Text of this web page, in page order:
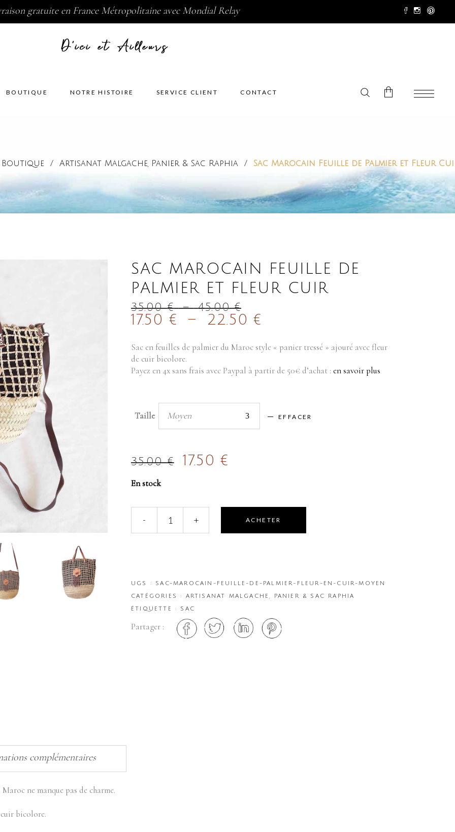
gratuite en France Métropolitaine avec Mondial Relay
BOUTIQUE NOTRE HISTOIRE SERVICE CLIENT CONTACT
Boutique / Artisanat Malgache, Panier & Sac Raphia / Sac Marocain Feuille de Palmier et Fleur
SAC MAROCAIN FEUILLE DE
PALMIER ET FLEUR CUIR
35.00€ – 45.00€PLAGE
DE
35.00 €
À
17.50 € – 22.50 €
PRIX :
17.50 €
À
Sac en feuilles de palmier du Maroc style « panier tressé » ajouré avec fleur
de cuir bicolore.
Payez en 4x sans frais avec Paypal à partir de 50€ d’achat : en savoir plus
Taille Moyen EFFACER
35.00€ 17.50€
En stock
Marocain
Feuille
Fleur
Cuir
quantity
- + ACHETER
UGS : SAC-MAROCAIN-FEUILLE-DE-PALMIER-FLEUR-EN-CUIR-MOYEN
CATÉGORIES : ARTISANAT MALGACHE PANIER & SAC RAPHIA
ÉTIQUETTE : SAC
Partager :
complémentaires
ne manque pas de charme.
bicolore.